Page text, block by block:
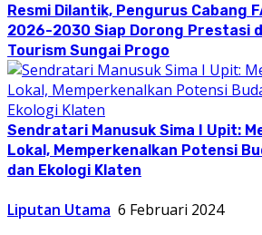
Resmi Dilantik, Pengurus Cabang
2026-2030 Siap Dorong Prestasi
Tourism Sungai Progo
Sendratari Manusuk Sima I Upit:
Lokal, Memperkenalkan Potensi
dan Ekologi Klaten
Liputan Utama 6 Februari 2024